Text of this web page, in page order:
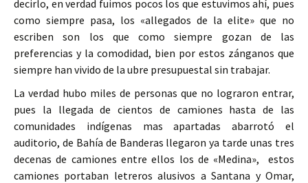
decirlo, en verdad fuimos pocos los que estuvimos ahí, pues
como siempre pasa, los «allegados de la elite» que no
escriben son los que como siempre gozan de las
preferencias y la comodidad, bien por estos zánganos que
siempre han vivido de la ubre presupuestal sin trabajar.
La verdad hubo miles de personas que no lograron entrar,
pues la llegada de cientos de camiones hasta de las
comunidades indígenas mas apartadas abarrotó el
auditorio, de Bahía de Banderas llegaron ya tarde unas tres
decenas de camiones entre ellos los de «Medina», estos
camiones portaban letreros alusivos a Santana y Omar,